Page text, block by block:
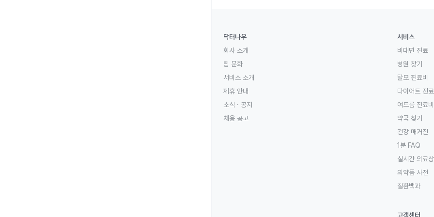
닥터나우
회사 소개
팀 문화
서비스 소개
제휴 안내
소식 · 공지
채용 공고
서비스
비대면 진료
병원 찾기
탈모 진료비
다이어트 진료
여드름 진료비
약국 찾기
건강 매거진
1분 FAQ
실시간 의료
의약품 사전
질환백과
고객센터